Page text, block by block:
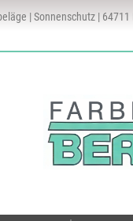
| Sonnenschutz |